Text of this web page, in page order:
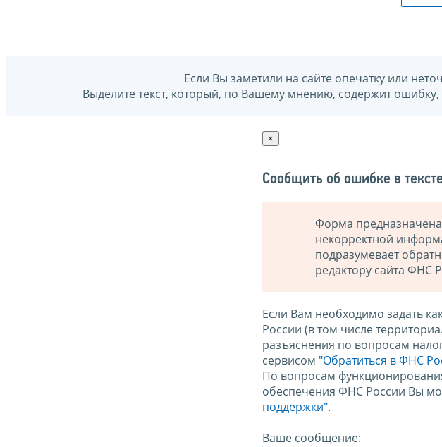
Если Вы заметили на сайте опечатку или
Выделите текст, который, по Вашему мнению, содержит
×
Сообщить об ошибке в тексте
Форма
некорректной
подразумевает
редактору сайта ФНС
Если Вам необходимо задать
России (в том числе
разъяснения по вопросам
сервисом "Обратиться в ФНС
По вопросам
обеспечения ФНС России Вы
поддержки".
Ваше сообщение: